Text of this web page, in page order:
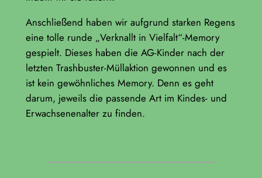
Anschließend haben wir aufgrund starken Regens
eine tolle runde „Verknallt in Vielfalt“-Memory
gespielt. Dieses haben die AG-Kinder nach der
letzten Trashbuster-Müllaktion gewonnen und es
ist kein gewöhnliches Memory. Denn es geht
darum, jeweils die passende Art im Kindes- und
Erwachsenenalter zu finden.